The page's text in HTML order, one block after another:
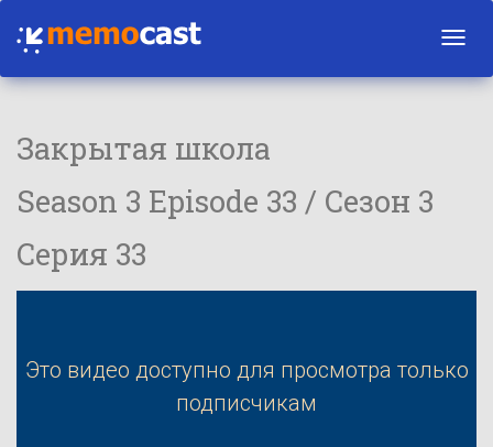
Закрытая школа
Season 3 Episode 33 / Сезон 3
Серия 33
Это видео доступно для просмотра только
подписчикам